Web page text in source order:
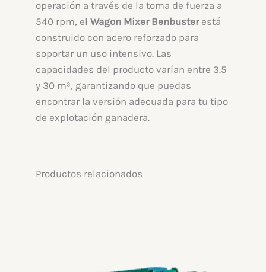
operación a través de la toma de fuerza a
540 rpm, el Wagon Mixer Benbusterestá
construido con acero reforzado para
soportar un uso intensivo. Las
capacidades del producto varían entre 3.5
y 30 m³, garantizando que puedas
encontrar la versión adecuada para tu tipo
de explotación ganadera.
Productos relacionados